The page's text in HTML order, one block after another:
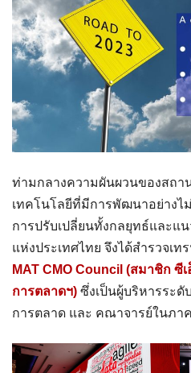
ท่ามกลางความผันผวนของสถา
เทคโนโลยีที่มีการพัฒนาอย่างไ
การปรับเปลี่ยนทั้งกลยุทธ์และแ
แห่งประเทศไทย จึงได้สำรวจเ
MAT CMO Council (สมาชิก ซี
การตลาดฯ) ซึ่งเป็นผู้บริหารระ
การตลาด และ คณาจารย์ในภา